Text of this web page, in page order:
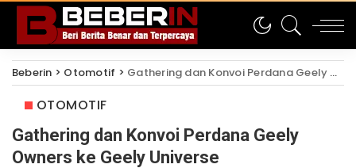
Beberin > Otomotif > Gathering dan Konvoi Perdana Geely Owners ke Geely Universe
OTOMOTIF
Gathering dan Konvoi Perdana Geely
Owners ke Geely Universe